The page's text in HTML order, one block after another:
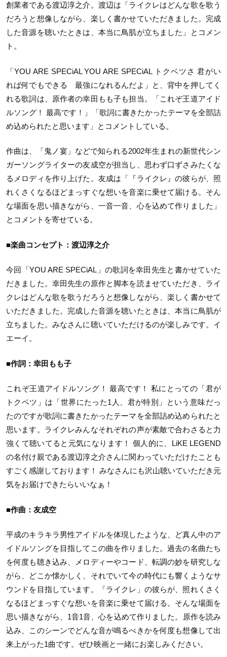
創業者である渡辺淳之介。渡辺は「ライクレはどんな歌を歌う
だろうと想像しながら、楽しく書かせていただきました。完成
した音源を聴いたときは、本当に鳥肌が立ちました」とコメン
ト。
「YOU ARE SPECiAL YOU ARE SPECiAL トクベツさ 君がい
れば何でもできる 最強になれるんだよ」と、背中を押してく
れる歌詞は、原作者の幸田もも子も担当。「これぞ王道アイド
ルソング！ 最高です！」「歌詞に書きたかったテーマを全部詰
め込められたと思います」とコメントしている。
作曲は、「鬼ノ宴」などで知られる2002年生まれの新世代シン
ガーソングライターの友成空が担当し、思わず口ずさみたくな
るメロディを作り上げた。友成は「『ライクレ』の彼らが、照
れくさくなるほどまっすぐな想いを音楽に乗せて届ける。そん
な場面を思い描きながら、一音一音、心を込めて作りました」
とコメントを寄せている。
■楽曲コンセプト：渡辺淳之介
今回「YOU ARE SPECiAL」の歌詞を幸田先生と書かせていた
だきました。幸田先生の原作と脚本を読ませていただき、ライ
クレはどんな歌を歌うだろうと想像しながら、楽しく書かせて
いただきました。完成した音源を聴いたときは、本当に鳥肌が
立ちました。みなさんに聴いていただけるのが楽しみです。イ
エーイ。
■作詞：幸田もも子
これぞ王道アイドルソング！ 最高です！ 私にとっての「君が
トクベツ」は「世界にたった1人、君が特別」という意味だっ
たのですが歌詞に書きたかったテーマを全部詰め込められたと
思います。ライクレみんなそれぞれの声が素敵で合わさると力
強くて聴いてると元気になります！ 個人的に、LiKE LEGEND
の名付け親である渡辺淳之介さんに関わっていただけたことも
すごく感謝しております！ みなさんにも沢山聴いていただき元
気をお届けできたらいいなぁ！
■作曲：友成空
平成のキラキラ男性アイドルを体現したような、ど真ん中のア
イドルソングを目指してこの曲を作りました。過去の名曲たち
を何度も聴き込み、メロディーやコード、転調の妙を研究しな
がら、どこか懐かしく、それでいて今の時代にも響くようなサ
ウンドを目指しています。「ライクレ」の彼らが、照れくさく
なるほどまっすぐな想いを音楽に乗せて届ける。そんな場面を
思い描きながら、1音1音、心を込めて作りました。原作を読み
込み、このシーンでどんな音が鳴るべきかを何度も想像して出
来上がった1曲です。ぜひ映画と一緒にお楽しみください。